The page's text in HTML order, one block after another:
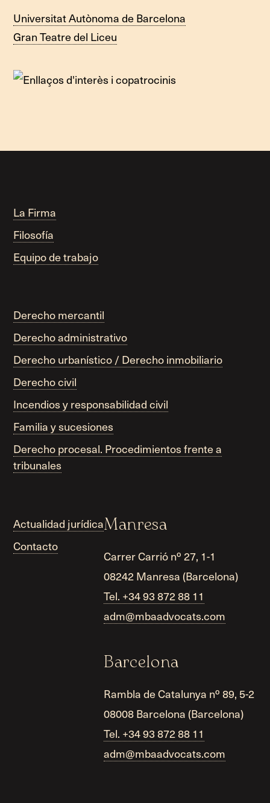
Universitat Autònoma de Barcelona
Gran Teatre del Liceu
La Firma
Filosofía
Equipo de trabajo
Derecho mercantil
Derecho administrativo
Derecho urbanístico / Derecho inmobiliario
Derecho civil
Incendios y responsabilidad civil
Familia y sucesiones
Derecho procesal. Procedimientos frente a
tribunales
Actualidad jurídica
Contacto
Manresa
Carrer Carrió nº 27, 1-1
08242 Manresa (Barcelona)
Tel. +34 93 872 88 11
adm@mbaadvocats.com
Barcelona
Rambla de Catalunya nº 89, 5-2
08008 Barcelona (Barcelona)
Tel. +34 93 872 88 11
adm@mbaadvocats.com